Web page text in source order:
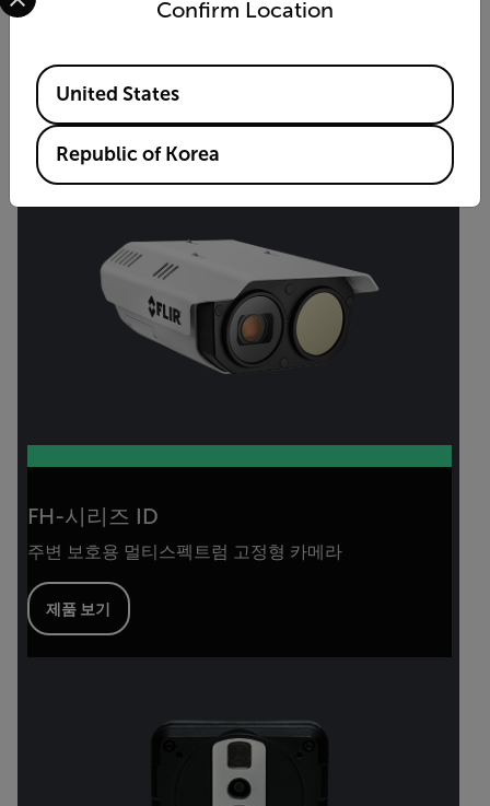
FH-시리즈 ID
주변 보호용 멀티스펙트럼 고정형 카메라
제품 보기
Confirm Location
Available Locations
United States
Republic of Korea